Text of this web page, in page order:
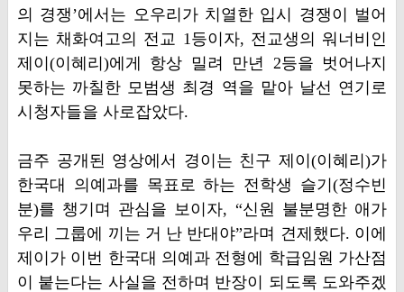
의 경쟁’에서는 오우리가 치열한 입시 경쟁이 벌어
지는 채화여고의 전교 1등이자, 전교생의 워너비인
제이(이혜리)에게 항상 밀려 만년 2등을 벗어나지
못하는 까칠한 모범생 최경 역을 맡아 날선 연기로
시청자들을 사로잡았다.
금주 공개된 영상에서 경이는 친구 제이(이혜리)가
한국대 의예과를 목표로 하는 전학생 슬기(정수빈
분)를 챙기며 관심을 보이자, “신원 불분명한 애가
우리 그룹에 끼는 거 난 반대야”라며 견제했다. 이에
제이가 이번 한국대 의예과 전형에 학급임원 가산점
이 붙는다는 사실을 전하며 반장이 되도록 도와주겠